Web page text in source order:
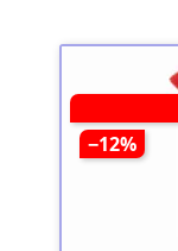
−12%